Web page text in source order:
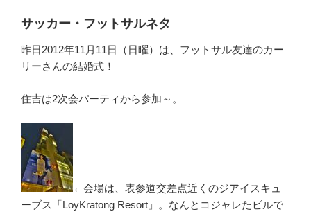
サッカー・フットサルネタ
昨日2012年11月11日（日曜）は、フットサル友達のカー
リーさんの結婚式！
住吉は2次会パーティから参加～。
←会場は、表参道交差点近くのジアイスキュ
ーブス「LoyKratong Resort」。なんとコジャレたビルで